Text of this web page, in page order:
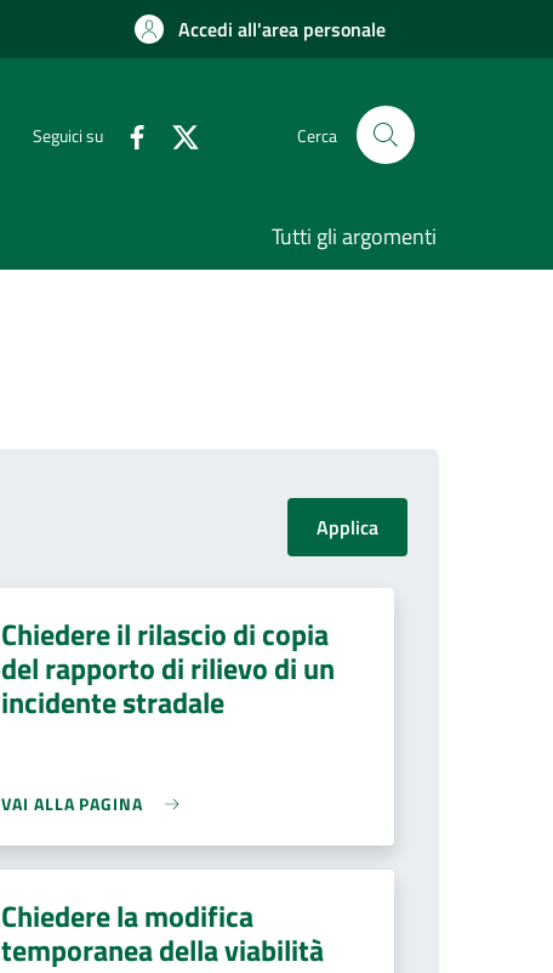
Accedi all'area personale
Seguici su Cerca
Tutti gli argomenti
Chiedere il rilascio di copia
del rapporto di rilievo di un
incidente stradale
VAI ALLA PAGINA
Chiedere la modifica
temporanea della viabilità